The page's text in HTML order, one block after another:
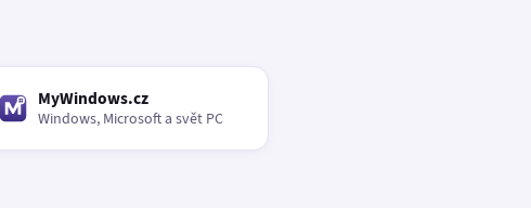
MyWindows.cz
Windows, Microsoft a svět PC